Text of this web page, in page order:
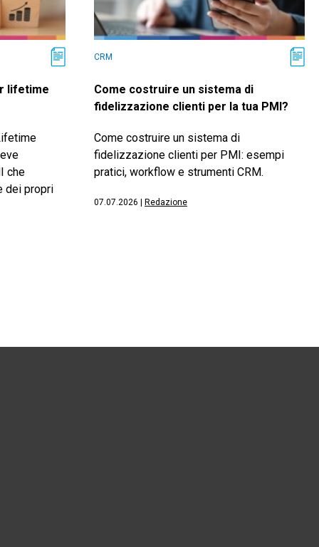
lifetime
che
dei propri
CRM
Come costruire un sistema di
fidelizzazione clienti per la tua PMI?
Come costruire un sistema di
fidelizzazione clienti per PMI: esempi
pratici, workflow e strumenti CRM.
07.07.2026 Redazione